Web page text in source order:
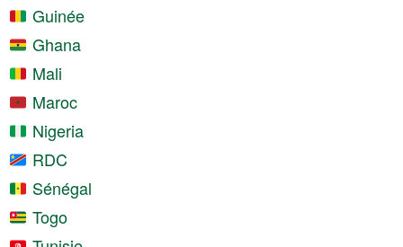
Guinée
Ghana
Mali
Maroc
Nigeria
RDC
Sénégal
Togo